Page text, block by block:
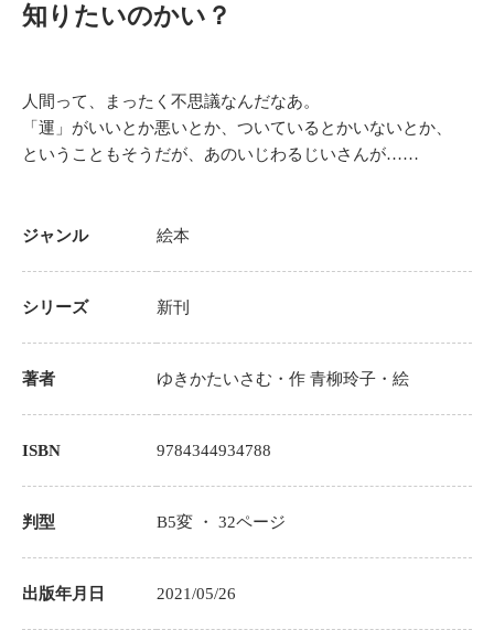
知りたいのかい？
人間って、まったく不思議なんだなあ。
「運」がいいとか悪いとか、ついているとかいないとか、
ということもそうだが、あのいじわるじいさんが……
ジャンル 絵本
シリーズ 新刊
著者 ゆきかたいさむ ・作青柳玲子・絵
ISBN 9784344934788
判型 B5変 ・32ページ
出版年月日 2021/05/26